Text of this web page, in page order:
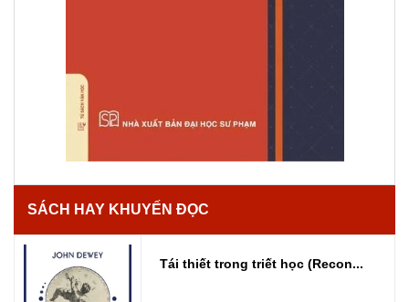
SÁCH HAY KHUYẾN ĐỌC
Tái thiết trong triết học (Recon...